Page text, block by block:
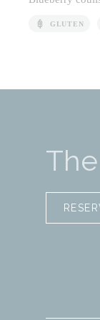
GLUTEN